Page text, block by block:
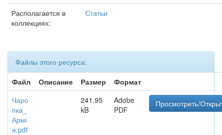
Располагается в
коллекциях:
Статьи
Файлы этого ресурса:
Файл
Описание Размер
Формат
Чаро
пка_
Армі
я.pdf
241.95
kB
Adobe
PDF
Просмотреть/